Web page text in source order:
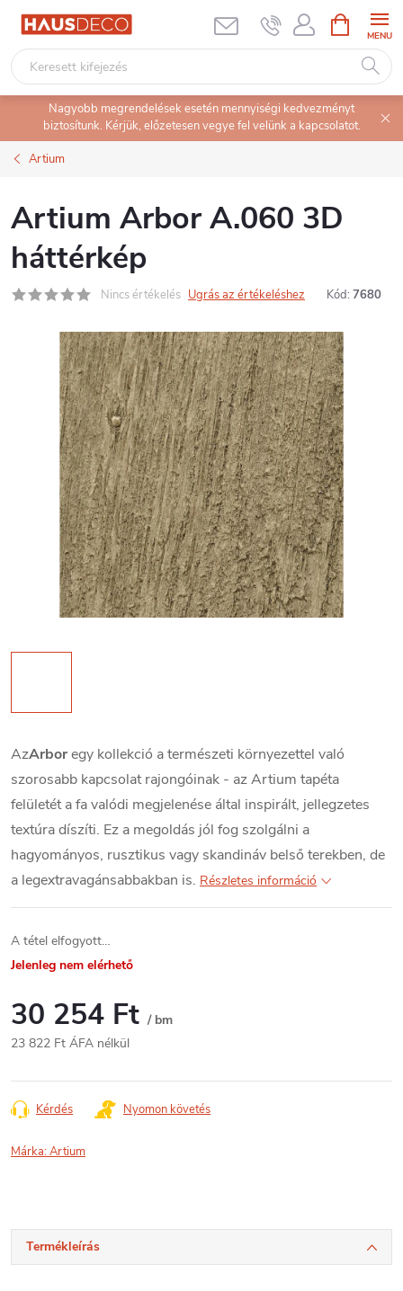
Ugrás
tartalomhoz
KOSÁR
Nagyobb megrendelések esetén mennyiségi kedvezményt
biztosítunk. Kérjük, előzetesen vegye fel velünk a kapcsolatot.
Artium
Artium Arbor A.060 3D
háttérkép
Nincs értékelés Ugrás az értékeléshez Kód: 7680
AzArboregy kollekció a természeti környezettel való
szorosabb kapcsolat rajongóinak - az Artium tapéta
felületét a fa valódi megjelenése által inspirált, jellegzetes
textúra díszíti. Ez a megoldás jól fog szolgálni a
hagyományos, rusztikus vagy skandináv belső terekben, de
a legextravagánsabbakban is. Részletes információ
A tétel elfogyott…
Jelenleg nem elérhető
30 254 Ft / bm
23 822 Ft ÁFA nélkül
Kérdés Nyomon követés
Márka:Artium
Termékleírás